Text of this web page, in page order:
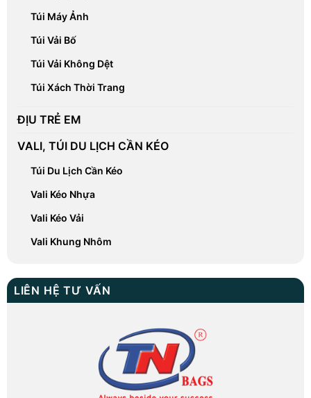
Túi Máy Ảnh
Túi Vải Bố
Túi Vải Không Dệt
Túi Xách Thời Trang
ĐỊU TRẺ EM
VALI, TÚI DU LỊCH CẦN KÉO
Túi Du Lịch Cần Kéo
Vali Kéo Nhựa
Vali Kéo Vải
Vali Khung Nhôm
LIÊN HỆ TƯ VẤN